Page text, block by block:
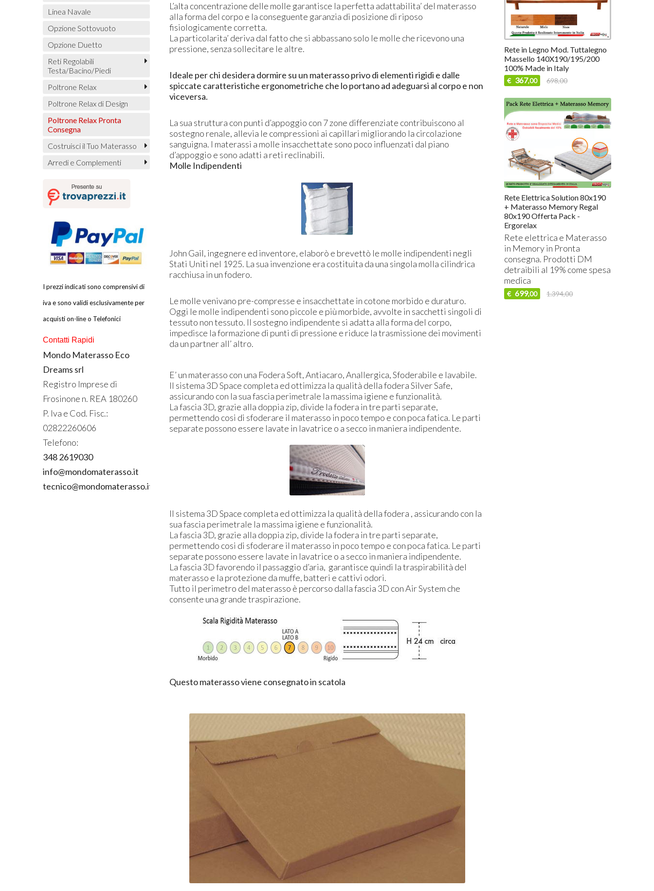
L’alta concentrazione delle molle garantisce la perfetta adattabilita’ del materasso
alla forma del corpo e la conseguente garanzia di posizione di riposo
fisiologicamente corretta.
La particolarita’ deriva dal fatto che si abbassano solo le molle che ricevono una
pressione, senza sollecitare le altre.
Ideale per chi desidera dormire su un materasso privo di elementi rigidi e dalle
spiccate caratteristiche ergonometriche che lo portano ad adeguarsi al corpo e non
viceversa.
La sua struttura con punti d’appoggio con 7 zone differenziate contribuiscono al
sostegno renale, allevia le compressioni ai capillari migliorando la circolazione
sanguigna. I materassi a molle insacchettate sono poco influenzati dal piano
d’appoggio e sono adatti a reti reclinabili.
Molle Indipendenti
John Gail, ingegnere ed inventore, elaborò e brevettò le molle indipendenti negli
Stati Uniti nel 1925. La sua invenzione era costituita da una singola molla cilindrica
racchiusa in un fodero.
Le molle venivano pre-compresse e insacchettate in cotone morbido e duraturo.
Oggi le molle indipendenti sono piccole e più morbide, avvolte in sacchetti singoli di
tessuto non tessuto. Il sostegno indipendente si adatta alla forma del corpo,
impedisce la formazione di punti di pressione e riduce la trasmissione dei movimenti
da un partner all’ altro.
E’ un materasso con una Fodera Soft, Antiacaro, Anallergica, Sfoderabile e lavabile.
Il sistema 3D Space completa ed ottimizza la qualità della fodera Silver Safe,
assicurando con la sua fascia perimetrale la massima igiene e funzionalità.
La fascia 3D, grazie alla doppia zip, divide la fodera in tre parti separate,
permettendo cosi di sfoderare il materasso in poco tempo e con poca fatica. Le parti
separate possono essere lavate in lavatrice o a secco in maniera indipendente.
Il sistema 3D Space completa ed ottimizza la qualità della fodera , assicurando con la
sua fascia perimetrale la massima igiene e funzionalità.
La fascia 3D, grazie alla doppia zip, divide la fodera in tre parti separate,
permettendo cosi di sfoderare il materasso in poco tempo e con poca fatica. Le parti
separate possono essere lavate in lavatrice o a secco in maniera indipendente.
La fascia 3D favorendo il passaggio d’aria, garantisce quindi la traspirabilità del
materasso e la protezione da muffe, batteri e cattivi odori.
Tutto il perimetro del materasso è percorso dalla fascia 3D con Air System che
consente una grande traspirazione.
Questo materasso viene consegnato in scatola
Linea Navale
Opzione Sottovuoto
Opzione Duetto
Reti Regolabili
Testa/Bacino/Piedi
Poltrone Relax
Poltrone Relax di Design
Poltrone Relax Pronta
Consegna
Costruisci il Tuo Materasso
Arredi e Complementi
I prezzi indicati sono comprensivi di
iva e sono validi esclusivamente per
acquisti on-line o Telefonici
Contatti Rapidi
Mondo Materasso Eco
Dreams srl
Registro Imprese di
Frosinone n. REA 180260
P. Iva e Cod. Fisc.:
02822260606
Telefono:
348 2619030
info@mondomaterasso.it
tecnico@mondomaterasso.it
Rete in Legno Mod. Tuttalegno
Massello 140X190/195/200
100% Made in Italy
€ 367,00 698,00
Rete Elettrica Solution 80x190
+ Materasso Memory Regal
80x190 Offerta Pack -
Ergorelax
Rete elettrica e Materasso
in Memory in Pronta
consegna. Prodotti DM
detraibili al 19% come spesa
medica
€ 699,00 1.394,00